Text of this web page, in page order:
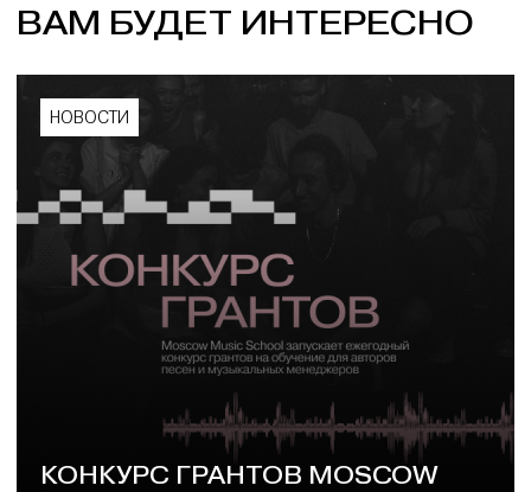
ВАМ БУДЕТ ИНТЕРЕСНО
НОВОСТИ
КОНКУРС ГРАНТОВ MOSCOW